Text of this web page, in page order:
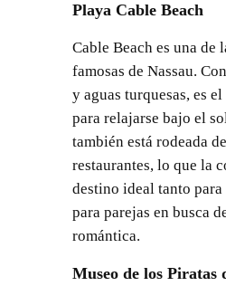
Playa Cable Beach
Cable Beach es una de
famosas de Nassau.
y aguas turquesas, es
para relajarse bajo el
también está rodeada
restaurantes, lo que la
destino ideal tanto
para parejas en busca
romántica.
Museo de los Piratas